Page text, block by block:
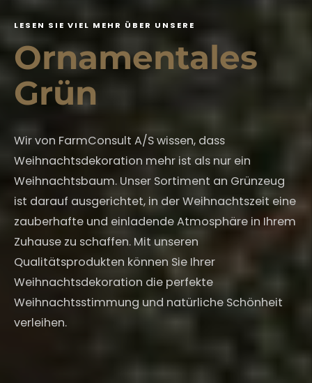
LES EN S I E VI EL M EH R Ü B ER U N S ER E
Ornamentales
Grün
Wir von FarmConsult A/S wissen, dass
Weihnachtsdekoration mehr ist als nur ein
Weihnachtsbaum. Unser Sortiment an Grünzeug
ist darauf ausgerichtet, in der Weihnachtszeit eine
zauberhafte und einladende Atmosphäre in Ihrem
Zuhause zu schaffen. Mit unseren
Qualitätsprodukten können Sie Ihrer
Weihnachtsdekoration die perfekte
Weihnachtsstimmung und natürliche Schönheit
verleihen.